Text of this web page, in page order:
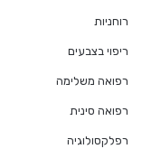
רוחניות
ריפוי בצבעים
רפואה משלימה
רפואה סינית
רפלקסולוגיה